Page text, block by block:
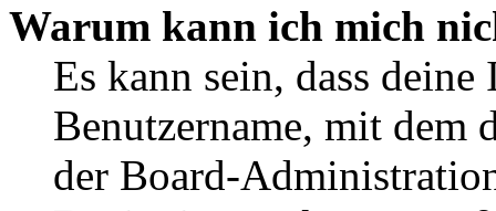
Warum kann ich mich
Es kann sein, dass
Benutzername, mit dem
der Board-